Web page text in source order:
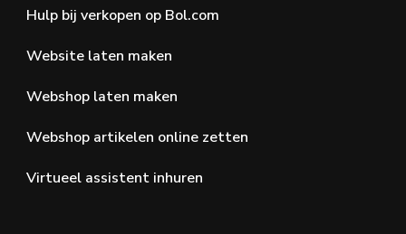
Hulp bij verkopen op Bol.com
Website laten maken
Webshop laten maken
Webshop artikelen online zetten
Virtueel assistent inhuren